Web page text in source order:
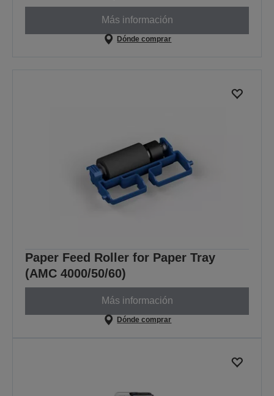
Más información
Dónde comprar
Paper Feed Roller for Paper Tray
(AMC 4000/50/60)
Más información
Dónde comprar